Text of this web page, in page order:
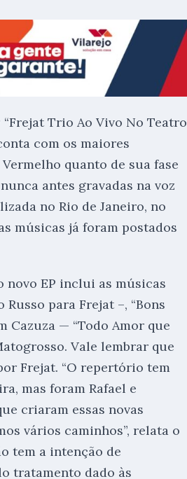
Trio Ao Vivo No Teatro
com os maiores
quanto de sua fase
antes gravadas na voz
no Rio de Janeiro, no
músicas já foram postados
novo EP inclui as músicas
Russo para Frejat –, “Bons
Cazuza — “Todo Amor que
Vale lembrar que
Frejat. “O repertório tem
mas foram Rafael e
criaram essas novas
vários caminhos”, relata o
tem a intenção de
tratamento dado às